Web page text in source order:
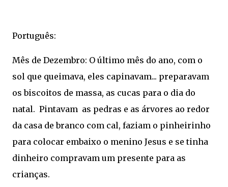
Português:
Mês de Dezembro: O último mês do ano, com o
sol que queimava, eles capinavam... preparavam
os biscoitos de massa, as cucas para o dia do
natal. Pintavam as pedras e as árvores ao redor
da casa de branco com cal, faziam o pinheirinho
para colocar embaixo o menino Jesus e se tinha
dinheiro compravam um presente para as
crianças.